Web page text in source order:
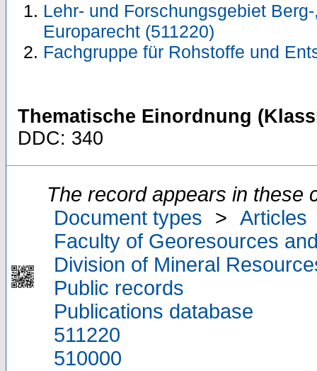
Lehr- und Forschungsgebiet
Europarecht (511220)
Fachgruppe für Rohstoffe und
Thematische Einordnung
DDC: 340
The record appears in these
Document types
> Articles
Faculty of Georesources
Division of Mineral
Public records
Publications database
511220
510000